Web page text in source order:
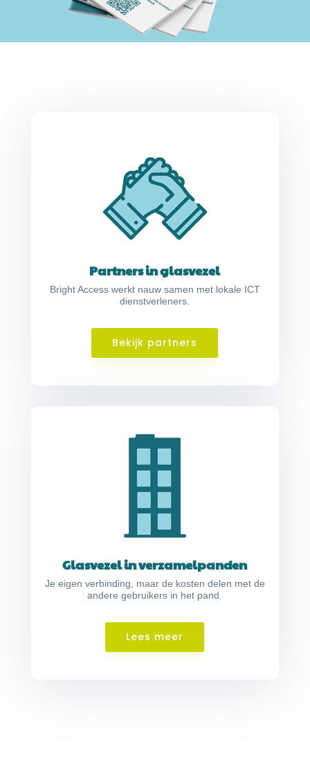
Partners in glasvezel
Bright Access werkt nauw samen met lokale ICT
dienstverleners.
Bekijk partners
Glasvezel in verzamelpanden
Je eigen verbinding, maar de kosten delen met de
andere gebruikers in het pand.
Lees meer